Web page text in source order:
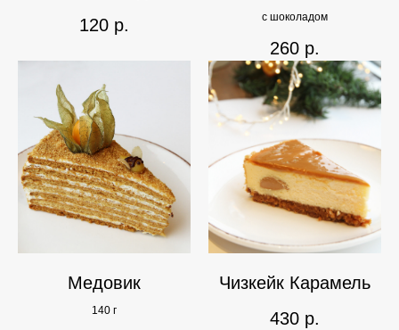
120 р. с шоколадом
260 р.
Медовик
140 г
Чизкейк Карамель
430 р.